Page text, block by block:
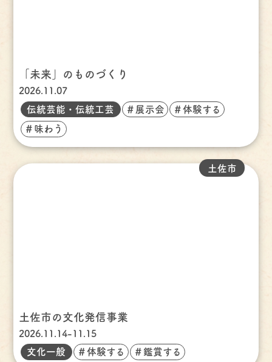
「未来」のものづくり
2026.11.07
伝統芸能・伝統工芸
＃展示会 ＃体験する
＃味わう
土佐市の文化発信事業
2026.11.14-11.15
土佐市
文化一般 ＃体験する ＃鑑賞する